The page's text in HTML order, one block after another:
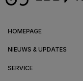
HOMEPAGE
NIEUWS & UPDATES
SERVICE